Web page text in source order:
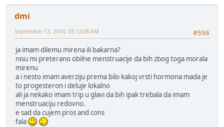
dmi
#596
September 13, 2014, 03:13:08 AM
ja imam dilemu mirena ili bakarna?
nisu mi preterano obilne menstruacije da bih zbog toga morala
mirenu
a i nesto imam averziju prema bilo kakoj vrsti hormona mada je
to progesteron i deluje lokalno
ali ja nekako imam trip u glavi da bih ipak trebala da imam
menstruaciju redovno.
e sad da cujem pros and cons
fala